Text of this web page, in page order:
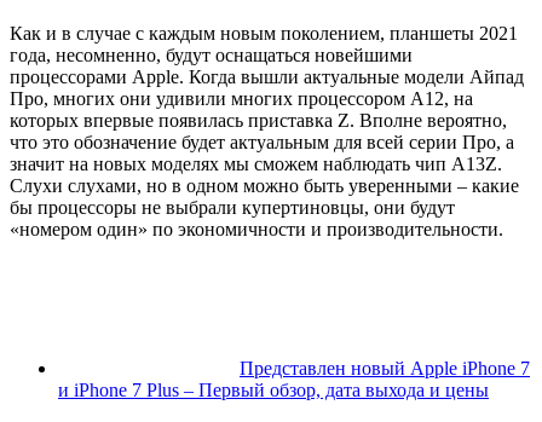
Как и в случае с каждым новым поколением, планшеты 2021
года, несомненно, будут оснащаться новейшими
процессорами Apple. Когда вышли актуальные модели Айпад
Про, многих они удивили многих процессором A12, на
которых впервые появилась приставка Z. Вполне вероятно,
что это обозначение будет актуальным для всей серии Про, а
значит на новых моделях мы сможем наблюдать чип A13Z.
Слухи слухами, но в одном можно быть уверенными – какие
бы процессоры не выбрали купертиновцы, они будут
«номером один» по экономичности и производительности.
Представлен новый Apple iPhone 7
и iPhone 7 Plus – Первый обзор, дата выхода и цены